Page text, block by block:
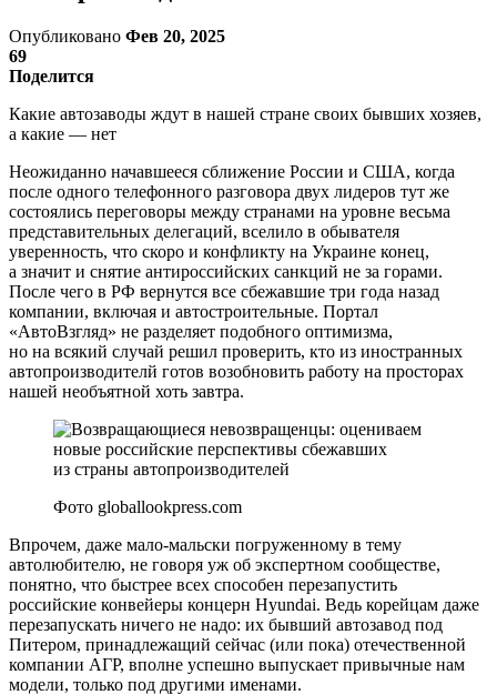
Опубликовано Фев 20, 2025
69
Поделится
Какие автозаводы ждут в нашей стране своих бывших хозяев,
а какие — нет
Неожиданно начавшееся сближение России и США, когда
после одного телефонного разговора двух лидеров тут же
состоялись переговоры между странами на уровне весьма
представительных делегаций, вселило в обывателя
уверенность, что скоро и конфликту на Украине конец,
а значит и снятие антироссийских санкций не за горами.
После чего в РФ вернутся все сбежавшие три года назад
компании, включая и автостроительные. Портал
«АвтоВзгляд» не разделяет подобного оптимизма,
но на всякий случай решил проверить, кто из иностранных
автопроизводителй готов возобновить работу на просторах
нашей необъятной хоть завтра.
Фото globallookpress.com
Впрочем, даже мало-мальски погруженному в тему
автолюбителю, не говоря уж об экспертном сообществе,
понятно, что быстрее всех способен перезапустить
российские конвейеры концерн Hyundai. Ведь корейцам даже
перезапускать ничего не надо: их бывший автозавод под
Питером, принадлежащий сейчас (или пока) отечественной
компании АГР, вполне успешно выпускает привычные нам
модели, только под другими именами.